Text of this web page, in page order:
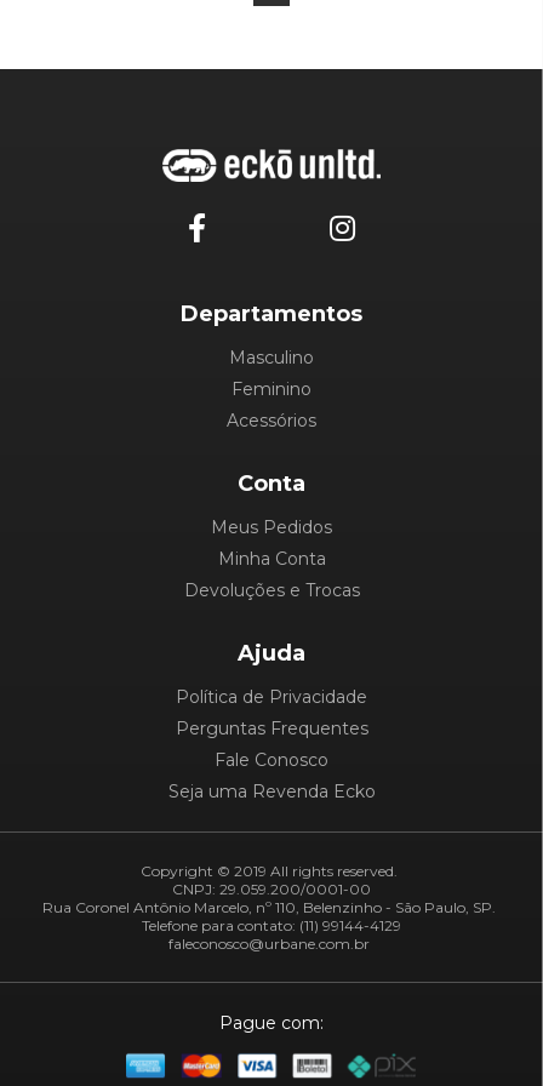
Departamentos
Masculino
Feminino
Acessórios
Conta
Meus Pedidos
Minha Conta
Devoluções e Trocas
Ajuda
Política de Privacidade
Perguntas Frequentes
Fale Conosco
Seja uma Revenda Ecko
Copyright © 2019 All rights reserved.
CNPJ: 29.059.200/0001-00
Rua Coronel Antônio Marcelo, nº 110, Belenzinho - São Paulo, SP.
Telefone para contato: (11) 99144-4129
faleconosco@urbane.com.br
Pague com: